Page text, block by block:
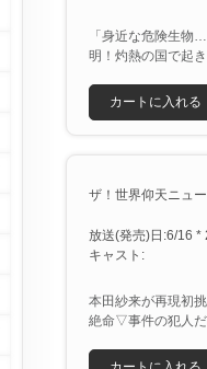
「身近な危険生物
明！灼熱の国で起
カートに入れる
ザ！世界仰天ニュ
放送(発売)日:6/16 *
キャスト:
本田紗来が再現初
絶命▽事件の犯人